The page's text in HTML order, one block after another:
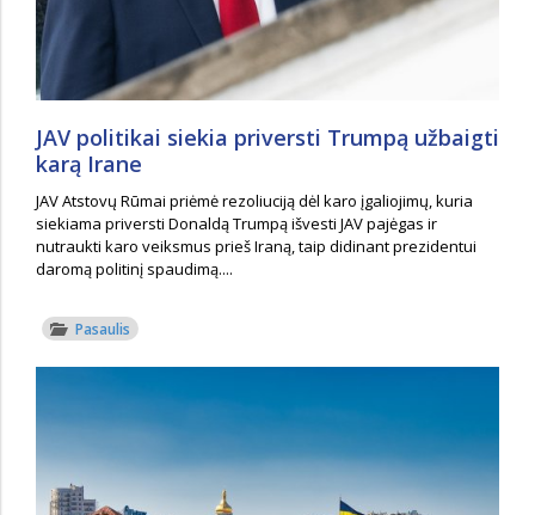
JAV politikai siekia priversti Trumpą užbaigti
karą Irane
JAV Atstovų Rūmai priėmė rezoliuciją dėl karo įgaliojimų, kuria
siekiama priversti Donaldą Trumpą išvesti JAV pajėgas ir
nutraukti karo veiksmus prieš Iraną, taip didinant prezidentui
daromą politinį spaudimą....
Pasaulis